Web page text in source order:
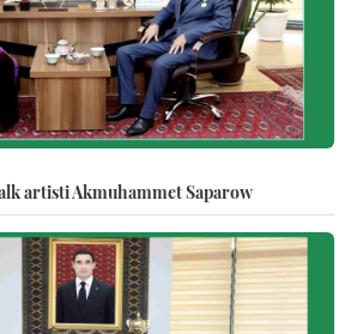
artisti Akmuhammet Saparow